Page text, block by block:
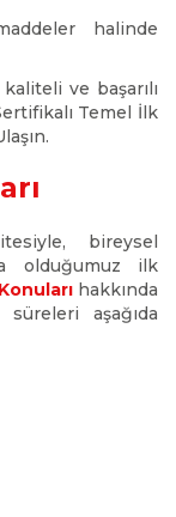
halinde
ve başarılı
Temel İlk
bireysel
olduğumuz ilk
hakkında
aşağıda